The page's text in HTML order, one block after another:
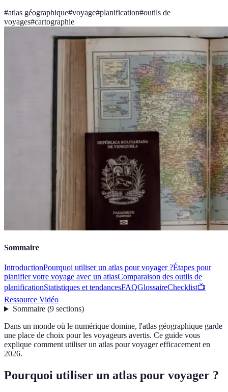
#atlas géographique#voyage#planification#outils de
voyages#cartographie
Sommaire
IntroductionPourquoi utiliser un atlas pour voyager ?Étapes pour
planifier votre voyage avec un atlasComparaison des outils de
planificationStatistiques et tendancesFAQGlossaireChecklist📺
Ressource Vidéo
Sommaire(9 sections)
Dans un monde où le numérique domine, l'atlas géographique garde
une place de choix pour les voyageurs avertis. Ce guide vous
explique comment utiliser un atlas pour voyager efficacement en
2026.
Pourquoi utiliser un atlas pour voyager ?